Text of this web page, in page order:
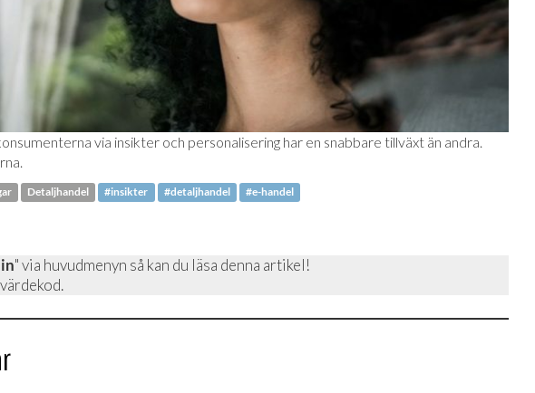
via insikter och personalisering har en snabbare tillväxt än andra.
Detaljhandel #insikter #detaljhandel #e-handel
" via huvudmenyn så kan du läsa denna artikel!